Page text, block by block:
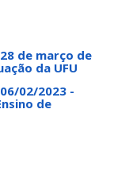
28 de março de
da UFU
06/02/2023 -
de